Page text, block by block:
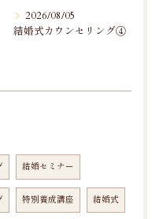
2026/08/05
結婚式カウンセリング④
結婚セミナー
特別養成講座 結婚式